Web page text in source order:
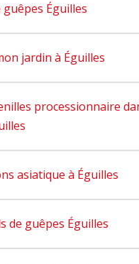
Éguilles
jardin à Éguilles
processionnaire
asiatique à Éguilles
de guêpes Éguilles